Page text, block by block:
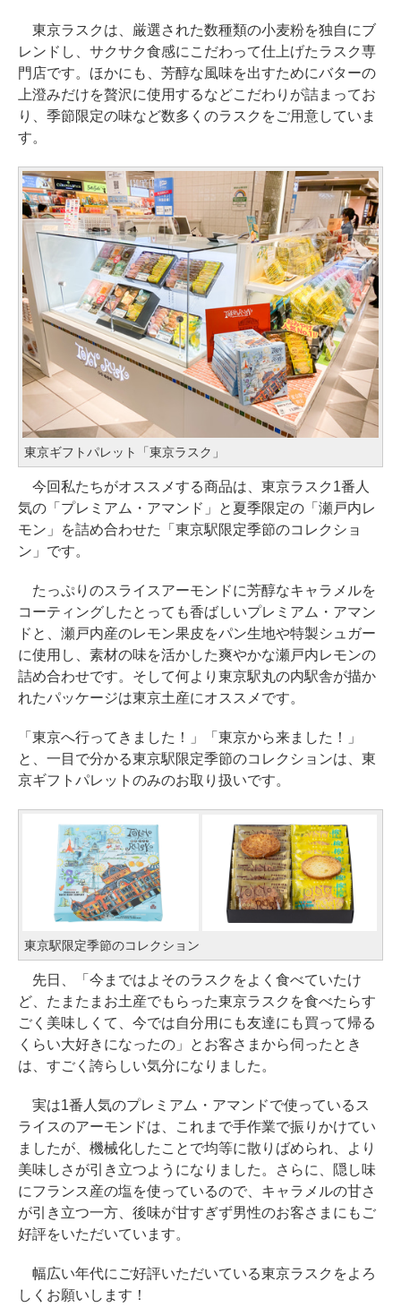
東京ラスクは、厳選された数種類の小麦粉を独自にブ
レンドし、サクサク食感にこだわって仕上げたラスク専
門店です。ほかにも、芳醇な風味を出すためにバターの
上澄みだけを贅沢に使用するなどこだわりが詰まってお
り、季節限定の味など数多くのラスクをご用意していま
す。
東京ギフトパレット「東京ラスク」
今回私たちがオススメする商品は、東京ラスク1番人
気の「プレミアム・アマンド」と夏季限定の「瀬戸内レ
モン」を詰め合わせた「東京駅限定季節のコレクショ
ン」です。
たっぷりのスライスアーモンドに芳醇なキャラメルを
コーティングしたとっても香ばしいプレミアム・アマン
ドと、瀬戸内産のレモン果皮をパン生地や特製シュガー
に使用し、素材の味を活かした爽やかな瀬戸内レモンの
詰め合わせです。そして何より東京駅丸の内駅舎が描か
れたパッケージは東京土産にオススメです。
「東京へ行ってきました！」「東京から来ました！」
と、一目で分かる東京駅限定季節のコレクションは、東
京ギフトパレットのみのお取り扱いです。
東京駅限定季節のコレクション
先日、「今まではよそのラスクをよく食べていたけ
ど、たまたまお土産でもらった東京ラスクを食べたらす
ごく美味しくて、今では自分用にも友達にも買って帰る
くらい大好きになったの」とお客さまから伺ったとき
は、すごく誇らしい気分になりました。
実は1番人気のプレミアム・アマンドで使っているス
ライスのアーモンドは、これまで手作業で振りかけてい
ましたが、機械化したことで均等に散りばめられ、より
美味しさが引き立つようになりました。さらに、隠し味
にフランス産の塩を使っているので、キャラメルの甘さ
が引き立つ一方、後味が甘すぎず男性のお客さまにもご
好評をいただいています。
幅広い年代にご好評いただいている東京ラスクをよろ
しくお願いします！